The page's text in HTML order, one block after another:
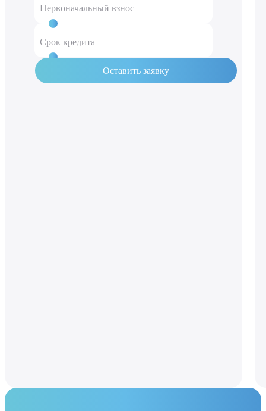
8 571 380 ₽
Первоначальный взнос
4 285 690 ₽
Срок кредита
Оставить заявку